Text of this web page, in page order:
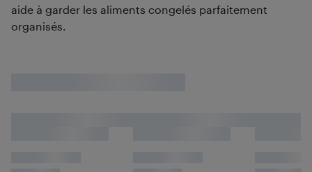
aide à garder les aliments congelés parfaitement
organisés.